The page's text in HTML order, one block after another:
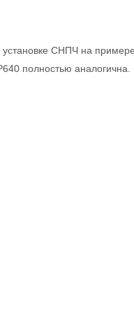
СНПЧ на
полностью аналогична.